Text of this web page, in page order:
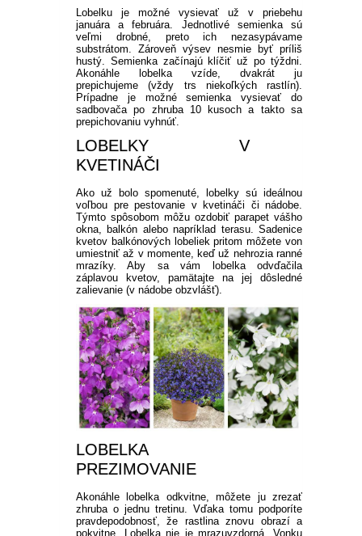
Lobelku je možné vysievať už v priebehu
januára a februára. Jednotlivé semienka sú
veľmi drobné, preto ich nezasypávame
substrátom. Zároveň výsev nesmie byť príliš
hustý. Semienka začínajú klíčiť už po týždni.
Akonáhle lobelka vzíde, dvakrát ju
prepichujeme (vždy trs niekoľkých rastlín).
Prípadne je možné semienka vysievať do
sadbovača po zhruba 10 kusoch a takto sa
prepichovaniu vyhnúť.
LOBELKY V
KVETINÁČI
Ako už bolo spomenuté, lobelky sú ideálnou
voľbou pre pestovanie v kvetináči či nádobe.
Týmto spôsobom môžu ozdobiť parapet vášho
okna, balkón alebo napríklad terasu. Sadenice
kvetov balkónových lobeliek pritom môžete von
umiestniť až v momente, keď už nehrozia ranné
mrazíky. Aby sa vám lobelka odvďačila
záplavou kvetov, pamätajte na jej dôsledné
zalievanie (v nádobe obzvlášť).
LOBELKA
PREZIMOVANIE
Akonáhle lobelka odkvitne, môžete ju zrezať
zhruba o jednu tretinu. Vďaka tomu podporíte
pravdepodobnosť, že rastlina znovu obrazí a
pokvitne. Lobelka nie je mrazuvzdorná. Vonku